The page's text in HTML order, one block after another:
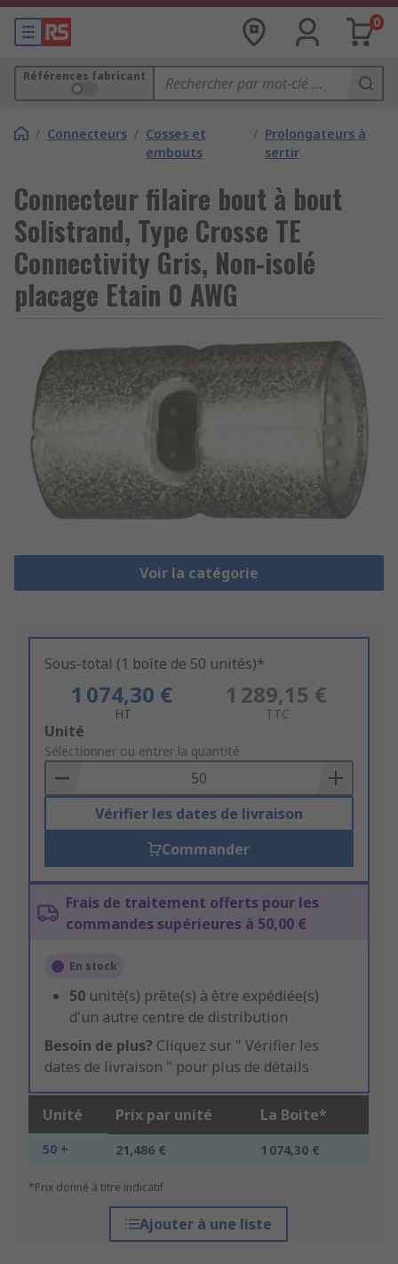
0
Références fabricant
/ Connecteurs / Cosses et
embouts
/ Prolongateurs à
sertir
Connecteur filaire bout à bout
Solistrand, Type Crosse TE
Connectivity Gris, Non-isolé
placage Etain 0 AWG
Voir la catégorie
Sous-total (1 boîte de 50 unités)*
1 074,30 €
HT
1 289,15 €
TTC
Add
to
Basket
Unité
Sélectionner ou entrer la quantité
Vérifier les dates de livraison
Commander
Frais de traitement offerts pour les
commandes supérieures à 50,00 €
En stock
50 unité(s) prête(s) à être expédiée(s)
d'un autre centre de distribution
Besoin de plus? Cliquez sur " Vérifier les
dates de livraison " pour plus de détails
Unité Prix par unité La Boite*
50 + 21,486 € 1 074,30 €
*Prix donné à titre indicatif
Ajouter à une liste